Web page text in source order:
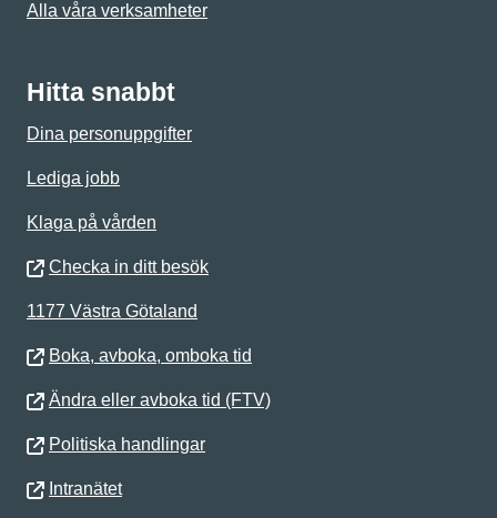
Alla våra verksamheter
Hitta snabbt
Dina personuppgifter
Lediga jobb
Klaga på vården
Checka in ditt besök
1177 Västra Götaland
Boka, avboka, omboka tid
Ändra eller avboka tid (FTV)
Politiska handlingar
Intranätet